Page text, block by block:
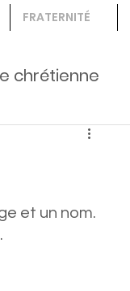
FRATERNITÉ
chrétienne
et un nom.